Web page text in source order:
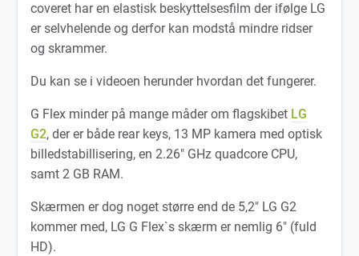
coveret har en elastisk beskyttelsesfilm der ifølge LG
er selvhelende og derfor kan modstå mindre ridser
og skrammer.
Du kan se i videoen herunder hvordan det fungerer.
G Flex minder på mange måder om flagskibet LG
G2, der er både rear keys, 13 MP kamera med optisk
billedstabillisering, en 2.26″ GHz quadcore CPU,
samt 2 GB RAM.
Skærmen er dog noget større end de 5,2″ LG G2
kommer med, LG G Flex`s skærm er nemlig 6″ (fuld
HD).